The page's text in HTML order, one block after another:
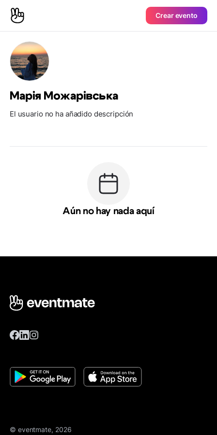
Crear evento
Марія Можарівська
El usuario no ha añadido descripción
Aún no hay nada aquí
© eventmate, 2026